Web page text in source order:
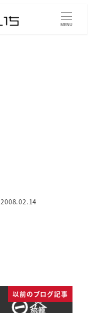
MENU
2008.02.14
以前のブログ記事